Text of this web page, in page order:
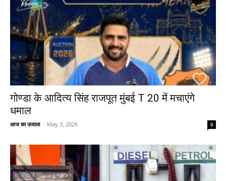
गोण्डा के आदित्य सिंह राजपूत मुंबई T 20 में मचाएंगे
धमाल
आज का उजाला - May 3, 2026 0